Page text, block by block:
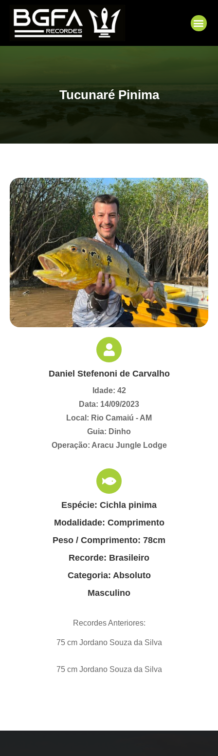
conteúdo
Tucunaré Pinima
Daniel Stefenoni de Carvalho
Idade: 42
Data: 14/09/2023
Local: Rio Camaiú - AM
Guia: Dinho
Operação: Aracu Jungle Lodge
Espécie: Cichla pinima
Modalidade: Comprimento
Peso / Comprimento: 78cm
Recorde: Brasileiro
Categoria: Absoluto
Masculino
Recordes Anteriores:
75 cm Jordano Souza da Silva
75 cm Jordano Souza da Silva